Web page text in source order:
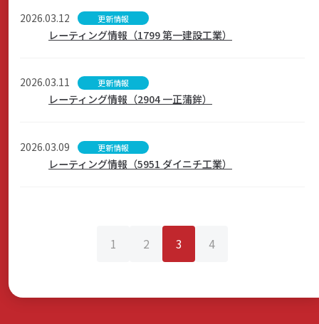
2026.03.12 更新情報
レーティング情報（1799 第一建設工業）
2026.03.11 更新情報
レーティング情報（2904 一正蒲鉾）
2026.03.09 更新情報
レーティング情報（5951 ダイニチ工業）
1 2 3 4